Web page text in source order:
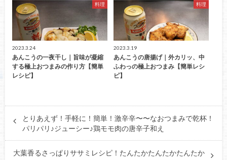
料理
2023.3.24
あんこうの一夜干し｜旨味が凝縮
する極上おつまみの作り方【簡単
レシピ】
料理
2023.3.19
あんこうの唐揚げ｜外カリッ、中
ふわっの極上おつまみ【簡単レシ
ピ】
とりあえず！手軽に！簡単！激辛辛〜〜なおつまみで乾杯！
パリパリ♪ジューシー♪鶏モモ肉の唐辛子和え
大葉香るさっぱりササミレシピ！たんたかたんたかたんたか